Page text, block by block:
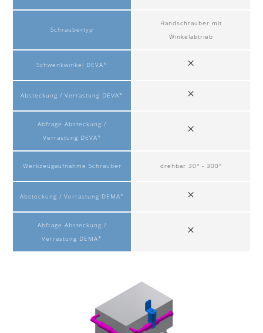
Schraubertyp
Schwenkwinkel DEVA*
Absteckung / Verrastung DEVA*
Abfrage Absteckung /
Verrastung DEVA*
Werkzeugaufnahme Schrauber
Absteckung / Verrastung DEMA*
Abfrage Absteckung /
Verrastung DEMA*
Handschrauber mit
Winkelabtrieb
drehbar 30° - 300°